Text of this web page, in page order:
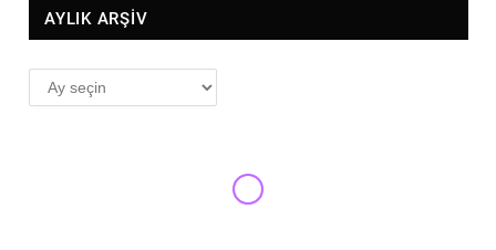
AYLIK ARŞİV
AYLIK
ARŞİV